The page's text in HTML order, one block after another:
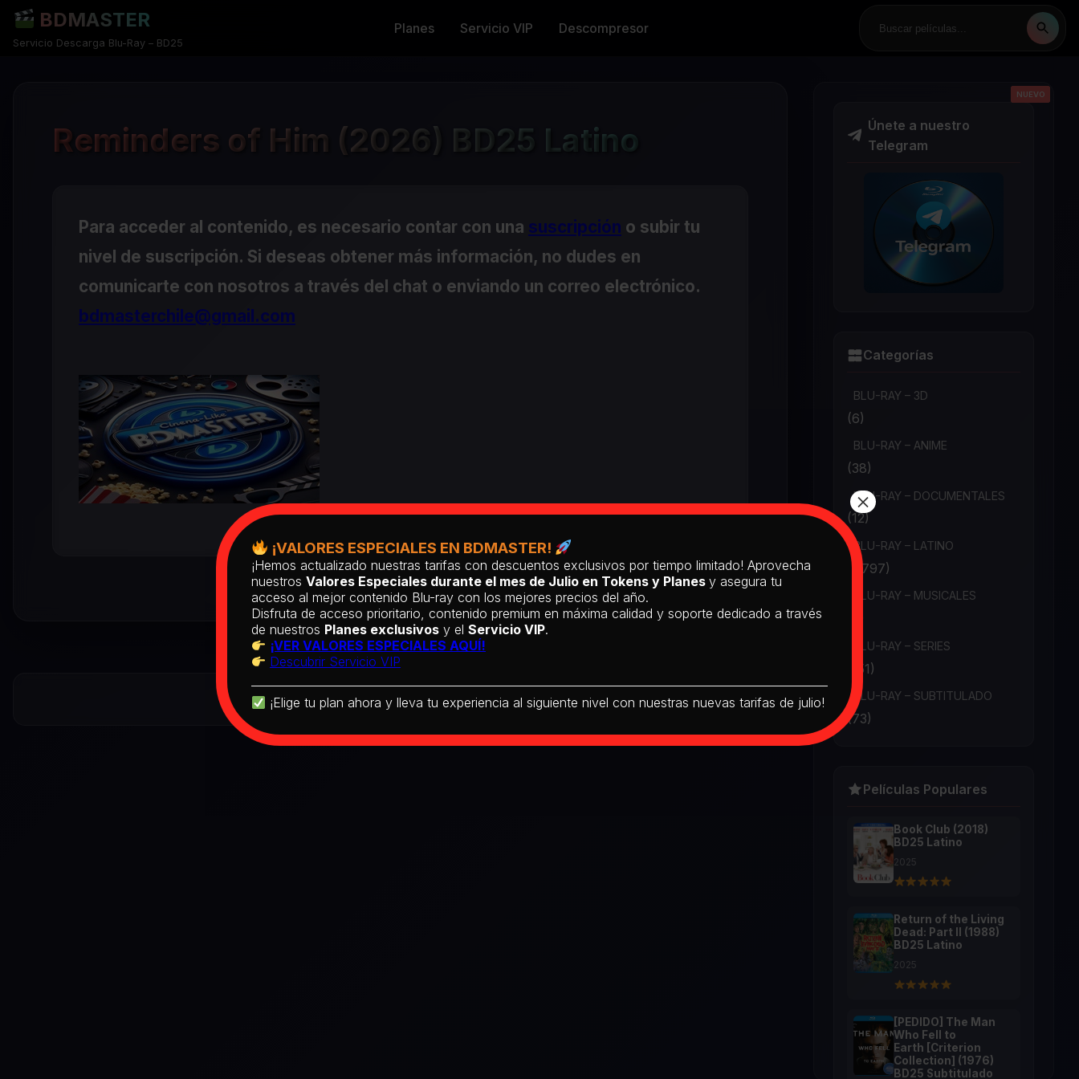
BDMASTER
Servicio Descarga Blu-Ray – BD25
Planes Servicio VIP Descompresor
Reminders of Him (2026) BD25 Latino
Para acceder al contenido, es necesario contar con una suscripción o subir tu
nivel de suscripción. Si deseas obtener más información, no dudes en
comunicarte con nosotros a través del chat o enviando un correo electrónico.
bdmasterchile@gmail.com
Únete a nuestro
Telegram
Categorías
BLU-RAY – 3D
(6)
BLU-RAY – ANIME
(38)
BLU-RAY – DOCUMENTALES
(12)
BLU-RAY – LATINO
(1,797)
BLU-RAY – MUSICALES
BLU-RAY – SERIES
(151)
BLU-RAY – SUBTITULADO
(73)
Películas Populares
Book Club (2018)
BD25 Latino
2025
Return of the Living
Dead: Part II (1988)
BD25 Latino
2025
[PEDIDO] The Man
Who Fell to
Earth [Criterion
Collection] (1976)
BD25 Subtitulado
NUEVO
NUEVO
NUEVO
NUEVO
NUEVO
¡VALORES ESPECIALES EN BDMASTER!
¡Hemos actualizado nuestras tarifas con descuentos exclusivos por tiempo limitado! Aprovecha
nuestros Valores Especiales durante el mes de Julio en Tokens y Planes y asegura tu
acceso al mejor contenido Blu-ray con los mejores precios del año.
Disfruta de acceso prioritario, contenido premium en máxima calidad y soporte dedicado a través
de nuestros Planes exclusivosy el Servicio VIP.
¡VER VALORES ESPECIALES AQUÍ!
Descubrir Servicio VIP
¡Elige tu plan ahora y lleva tu experiencia al siguiente nivel con nuestras nuevas tarifas de julio!
×